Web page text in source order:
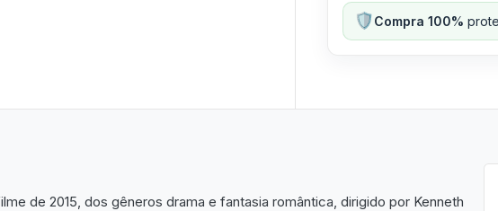
🛡️Compra 100%
de 2015, dos gêneros drama e fantasia romântica, dirigido por Kenneth